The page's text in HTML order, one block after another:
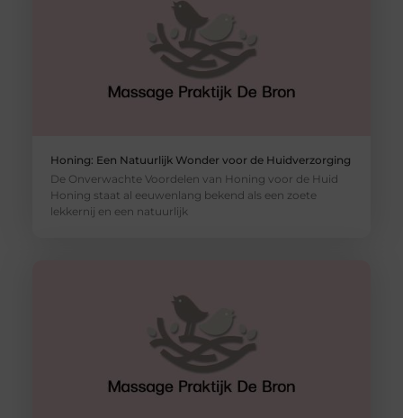
Honing: Een Natuurlijk Wonder voor de Huidverzorging
De Onverwachte Voordelen van Honing voor de Huid
Honing staat al eeuwenlang bekend als een zoete
lekkernij en een natuurlijk